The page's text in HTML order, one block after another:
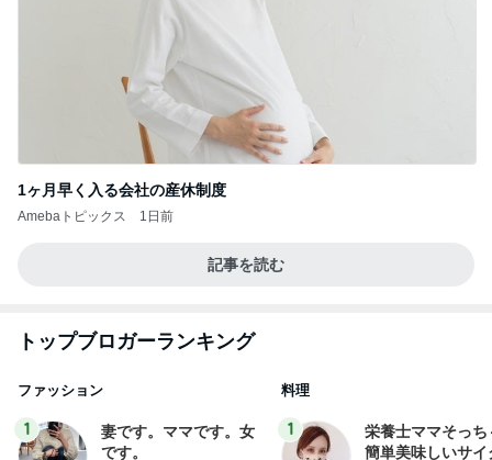
1ヶ月早く入る会社の産休制度
Amebaトピックス 1日前
記事を読む
トップブロガーランキング
ファッション
1
妻です。ママです。女
です。
料理
1
栄養士ママそっち
簡単美味しいサイ